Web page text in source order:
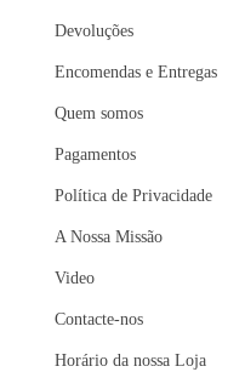
Devoluções
Encomendas e Entregas
Quem somos
Pagamentos
Política de Privacidade
A Nossa Missão
Video
Contacte-nos
Horário da nossa Loja